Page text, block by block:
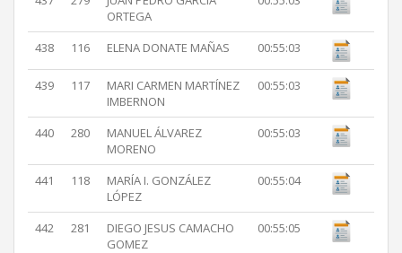
ORTEGA
438 116 ELENA DONATE MAÑAS 00:55:03
439 117
MARI CARMEN MARTÍNEZ
IMBERNON
00:55:03
440 280
MANUEL ÁLVAREZ
MORENO
00:55:03
441 118
MARÍA I. GONZÁLEZ
LÓPEZ
00:55:04
442 281
DIEGO JESUS CAMACHO
GOMEZ
00:55:05